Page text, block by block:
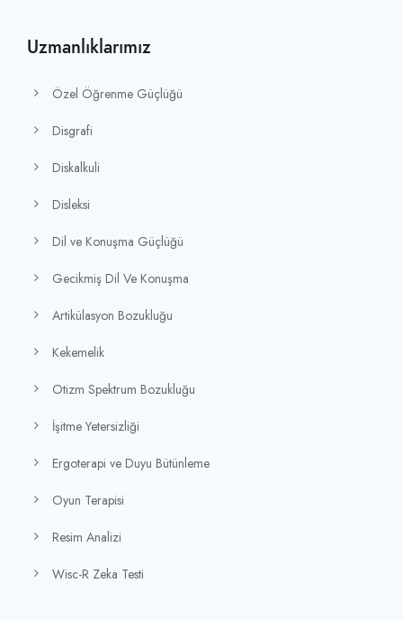
Uzmanlıklarımız
Özel Öğrenme Güçlüğü
Disgrafi
Diskalkuli
Disleksi
Dil ve Konuşma Güçlüğü
Gecikmiş Dil Ve Konuşma
Artikülasyon Bozukluğu
Kekemelik
Otizm Spektrum Bozukluğu
İşitme Yetersizliği
Ergoterapi ve Duyu Bütünleme
Oyun Terapisi
Resim Analizi
Wisc-R Zeka Testi